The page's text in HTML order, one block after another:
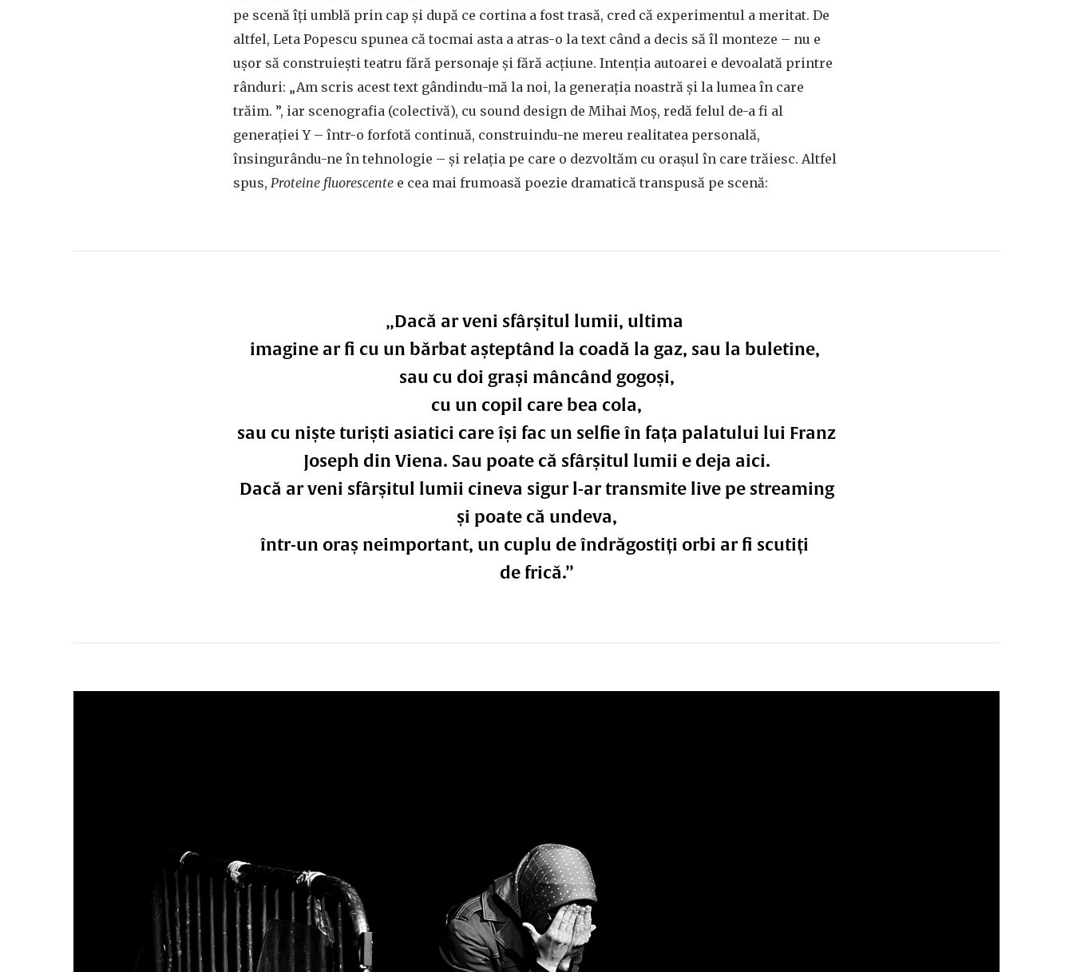
pe scenă îți umblă prin cap și după ce cortina a fost trasă, cred că experimentul a meritat. De
altfel, Leta Popescu spunea că tocmai asta a atras-o la text când a decis să îl monteze – nu e
ușor să construiești teatru fără personaje și fără acțiune. Intenția autoarei e devoalată printre
rânduri: „Am scris acest text gândindu-mă la noi, la generația noastră și la lumea în care
trăim. ”, iar scenografia (colectivă), cu sound design de Mihai Moș, redă felul de-a fi al
generației Y – într-o forfotă continuă, construindu-ne mereu realitatea personală,
însingurându-ne în tehnologie – și relația pe care o dezvoltăm cu orașul în care trăiesc. Altfel
spus, Proteine fluorescente e cea mai frumoasă poezie dramatică transpusă pe scenă:
„Dacă ar veni sfârșitul lumii, ultima
imagine ar fi cu un bărbat așteptând la coadă la gaz, sau la buletine,
sau cu doi grași mâncând gogoși,
cu un copil care bea cola,
sau cu niște turiști asiatici care își fac un selfie în fața palatului lui Franz
Joseph din Viena. Sau poate că sfârșitul lumii e deja aici.
Dacă ar veni sfârșitul lumii cineva sigur l-ar transmite live pe streaming
și poate că undeva,
într-un oraș neimportant, un cuplu de îndrăgostiți orbi ar fi scutiți
de frică.”